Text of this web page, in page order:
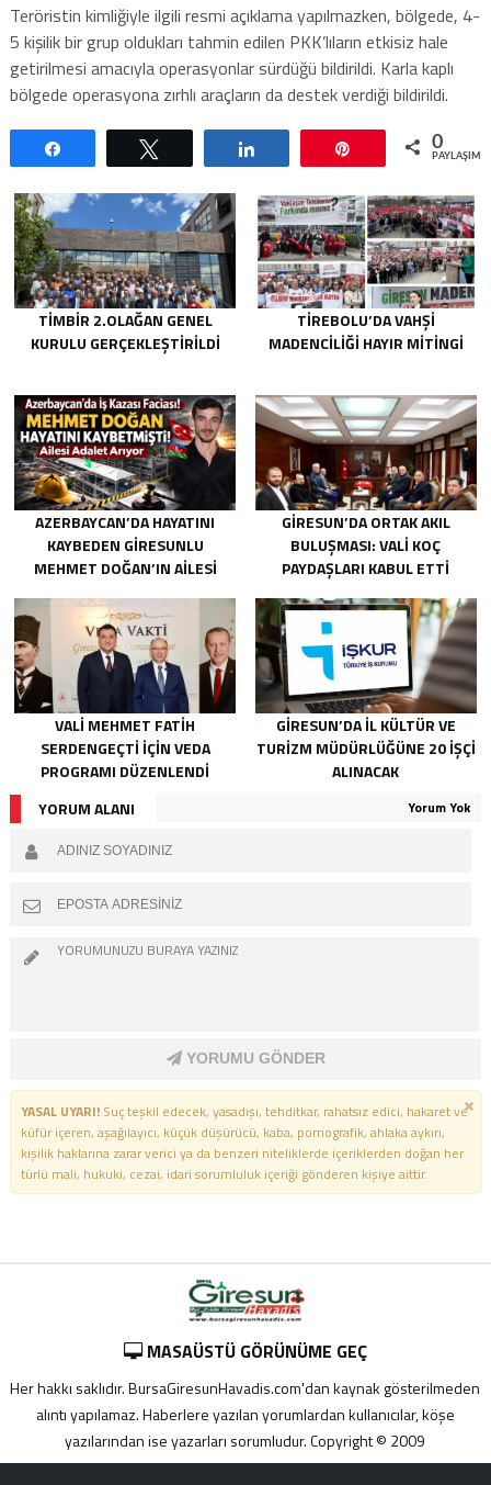
Teröristin kimliğiyle ilgili resmi açıklama yapılmazken, bölgede, 4-
5 kişilik bir grup oldukları tahmin edilen PKK’lıların etkisiz hale
getirilmesi amacıyla operasyonlar sürdüğü bildirildi. Karla kaplı
bölgede operasyona zırhlı araçların da destek verdiği bildirildi.
0
TİMBİR 2.OLAĞAN GENEL
KURULU GERÇEKLEŞTIRILDI
TIREBOLU’DA VAHŞI
MADENCILIĞI HAYIR MITINGI
AZERBAYCAN’DA HAYATINI
KAYBEDEN GIRESUNLU
MEHMET DOĞAN’IN AILESI
GIRESUN’DA ORTAK AKIL
BULUŞMASI: VALI KOÇ
PAYDAŞLARI KABUL ETTI
VALI MEHMET FATIH
SERDENGEÇTI İÇIN VEDA
PROGRAMI DÜZENLENDI
GIRESUN’DA İL KÜLTÜR VE
TURIZM MÜDÜRLÜĞÜNE 20 İŞÇI
ALINACAK
YORUM ALANI
Yorum Yok
YORUMU GÖNDER
YASAL UYARI!Suç teşkil edecek, yasadışı, tehditkar, rahatsız edici, hakaret ve
küfür içeren, aşağılayıcı, küçük düşürücü, kaba, pornografik, ahlaka aykırı,
kişilik haklarına zarar verici ya da benzeri niteliklerde içeriklerden doğan her
türlü mali, hukuki, cezai, idari sorumluluk içeriği gönderen kişiye aittir.
MASAÜSTÜ GÖRÜNÜME GEÇ
Her hakkı saklıdır. BursaGiresunHavadis.com'dan kaynak gösterilmeden
alıntı yapılamaz. Haberlere yazılan yorumlardan kullanıcılar, köşe
yazılarından ise yazarları sorumludur. Copyright © 2009